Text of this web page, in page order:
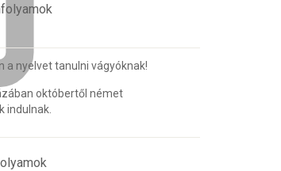
a nyelvet tanulni vágyóknak!
októbertől német
indulnak.